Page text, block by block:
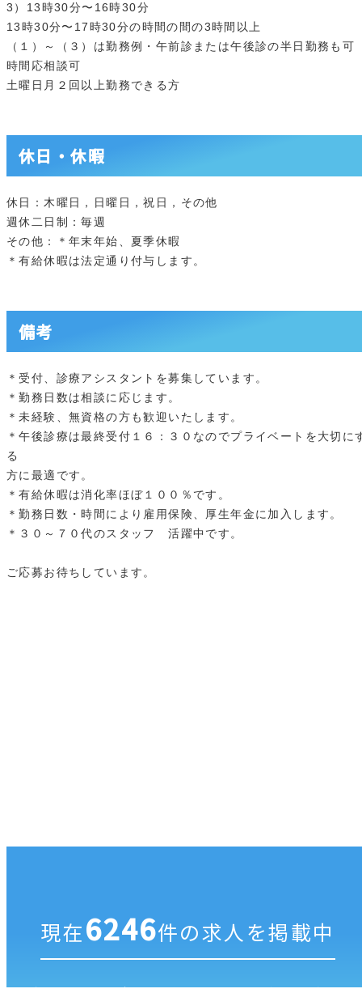
3）13時30分〜16時30分
13時30分〜17時30分の時間の間の3時間以上
（１）～（３）は勤務例・午前診または午後診の半日勤務も可
時間応相談可
土曜日月２回以上勤務できる方
休日・休暇
休日：木曜日，日曜日，祝日，その他
週休二日制：毎週
その他：＊年末年始、夏季休暇
＊有給休暇は法定通り付与します。
備考
＊受付、診療アシスタントを募集しています。
＊勤務日数は相談に応じます。
＊未経験、無資格の方も歓迎いたします。
＊午後診療は最終受付１６：３０なのでプライベートを大切に
る
方に最適です。
＊有給休暇は消化率ほぼ１００％です。
＊勤務日数・時間により雇用保険、厚生年金に加入します。
＊３０～７０代のスタッフ 活躍中です。
ご応募お待ちしています。
現在6246件の求人を掲載中